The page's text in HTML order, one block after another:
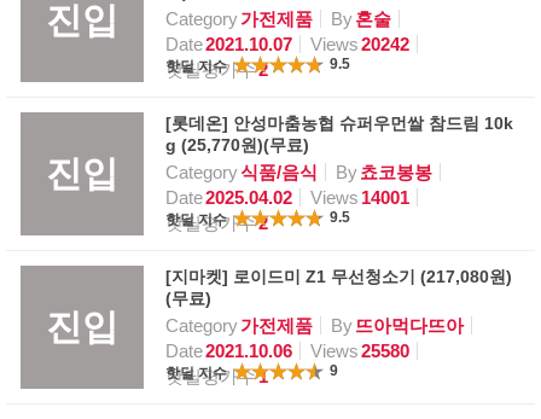
진입 Category가전제품 By혼술
Date2021.10.07 Views20242
핫딜평가수2
핫딜 지수 9.5
진입
[롯데온] 안성마춤농협 슈퍼우먼쌀 참드림 10k
g (25,770원)(무료)
Category식품/음식 By쵸코봉봉
Date2025.04.02 Views 14001
핫딜평가수2
핫딜 지수 9.5
진입
[지마켓] 로이드미 Z1 무선청소기 (217,080원)
(무료)
Category가전제품 By뜨아먹다뜨아
Date2021.10.06 Views25580
핫딜평가수1
핫딜 지수 9